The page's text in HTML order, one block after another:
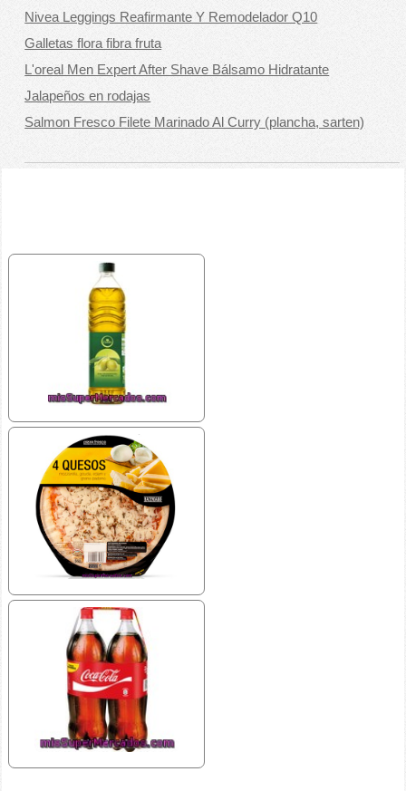
Nivea Leggings Reafirmante Y Remodelador Q10
Galletas flora fibra fruta
L'oreal Men Expert After Shave Bálsamo Hidratante
Jalapeños en rodajas
Salmon Fresco Filete Marinado Al Curry (plancha, sarten)